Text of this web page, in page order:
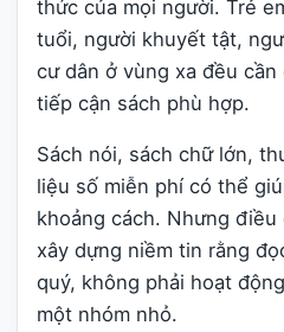
thức của mọi người. Trẻ
tuổi, người khuyết tật,
cư dân ở vùng xa đều
tiếp cận sách phù hợp.
Sách nói, sách chữ lớn,
liệu số miễn phí có thể
khoảng cách. Nhưng
xây dựng niềm tin rằng
quý, không phải hoạt
một nhóm nhỏ.